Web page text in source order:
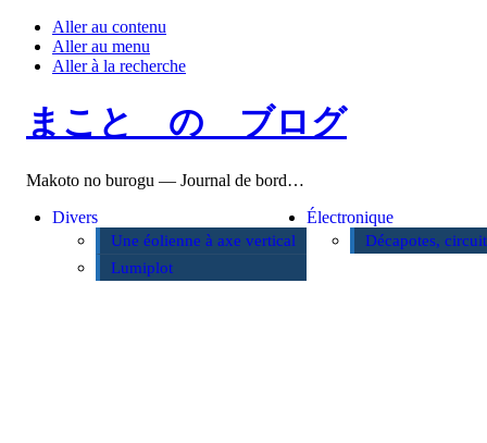
Aller au contenu
Aller au menu
Aller à la recherche
まこと の ブログ
Makoto no burogu — Journal de bord…
Divers
Une éolienne à axe vertical
Lumiplot
Électronique
Décapotes,